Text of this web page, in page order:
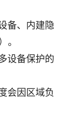
备、内建隐
。
设备保护的
会因区域负